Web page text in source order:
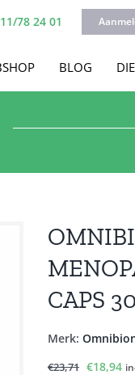
78 24 01
BLOG
CAPS 30
Merk:
€23,71 €18,94